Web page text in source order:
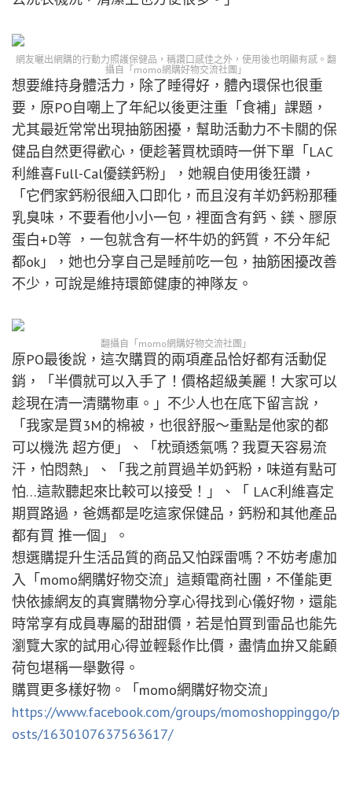
網友曬出網購的行動力照護保健品，稱讚口感佳之外，使用後也明顯有感。翻
攝自「momo網購好物交流社團」
想要維持身體活力，除了睡得好，體內環保也很重
要，原PO自嘲上了年紀以後更注重「食補」課題，
尤其最近常常出現抽筋困擾，幫助活動力不卡關的保
健品自然更得歡心，便趁著買枕頭時一併下單「LAC
利維喜Full-Cal優鎂鈣粉」，她親自使用後狂讚，
「它們家鈣粉很細入口即化，而且沒有羊奶鈣粉那種
乳臭味，不要看他小小一包，裡面含有鈣、鎂、膠原
蛋白+D等 ，一包就含有一杯牛奶的鈣質，不分年紀
都ok」，她也分享自己是睡前吃一包，抽筋困擾改善
不少，可說是維持環節健康的神隊友。
翻攝自「momo網購好物交流社團」
原PO最後說，這次購買的兩項產品恰好都有活動促
銷，「半價就可以入手了！價格超級美麗！大家可以
趁現在清一清購物車。」不少人也在底下留言說，
「我家是買3M的棉被，也很舒服～重點是他家的都
可以機洗 超方便」、「枕頭透氣嗎？我夏天容易流
汗，怕悶熱」、「我之前買過羊奶鈣粉，味道有點可
怕…這款聽起來比較可以接受！」、「 LAC利維喜定
期買路過，爸媽都是吃這家保健品，鈣粉和其他產品
都有買 推一個」。
想選購提升生活品質的商品又怕踩雷嗎？不妨考慮加
入「momo網購好物交流」這類電商社團，不僅能更
快依據網友的真實購物分享心得找到心儀好物，還能
時常享有成員專屬的甜甜價，若是怕買到雷品也能先
瀏覽大家的試用心得並輕鬆作比價，盡情血拚又能顧
荷包堪稱一舉數得。
購買更多樣好物。「momo網購好物交流」
https://www.facebook.com/groups/momoshoppinggo/p
osts/1630107637563617/